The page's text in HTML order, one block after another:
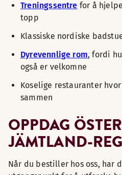
Treningssentre for å
topp
Klassiske nordiske
Dyrevennlige rom, fordi
også er velkomne
Koselige restauranter
sammen
OPPDAG
JÄMTLAND-
Når du bestiller hos oss, har